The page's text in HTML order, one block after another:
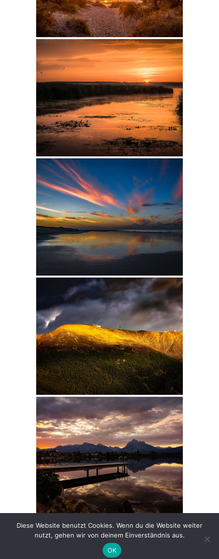
[ZEIGE EINE SLIDESHOW]
Diese Website benutzt Cookies. Wenn du die Website weiter
nutzt, gehen wir von deinem Einverständnis aus.
OK